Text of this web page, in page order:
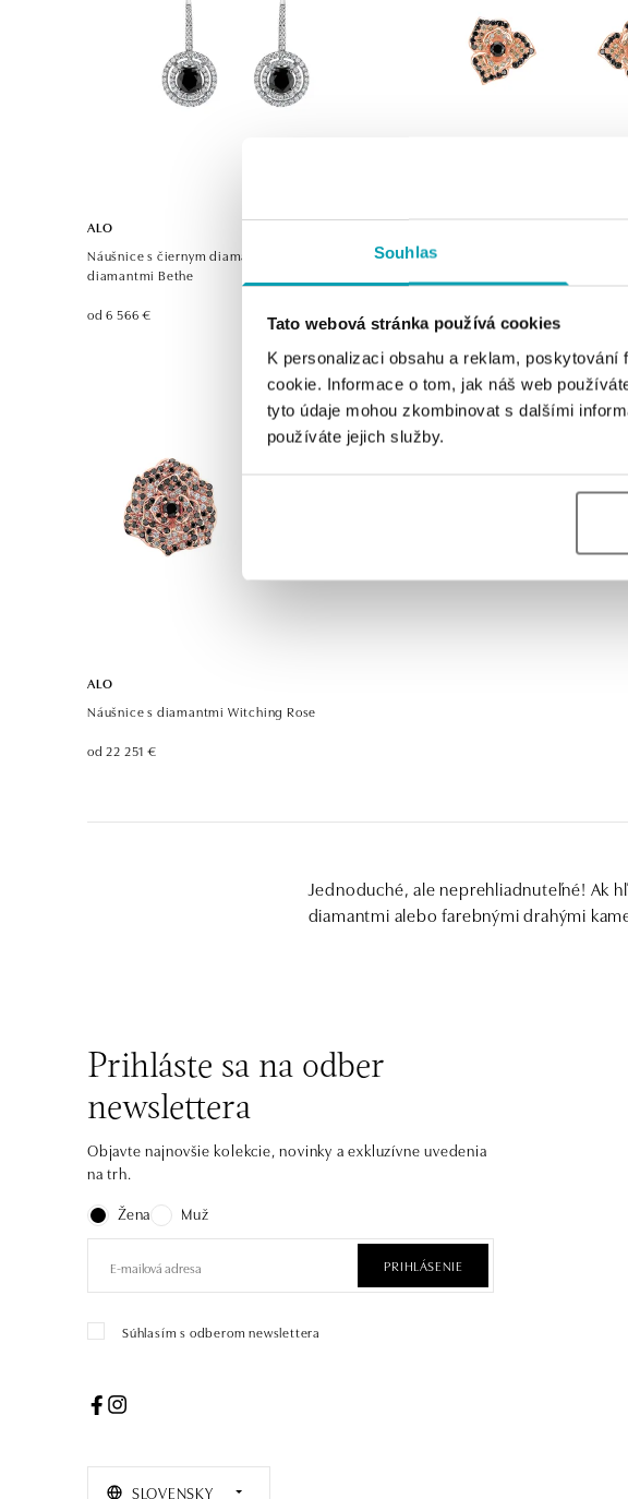
Souhlas
Tato webová stránka používá cookies
K personalizaci obsahu a reklam,
cookie. Informace o tom, jak náš web
tyto údaje mohou zkombinovat s dalšími
používáte jejich služby.
ALO
Náušnice s čiernym diamantom a bielymi
diamantmi Bethe
od 6 566 €
Náušnice s farebnými diamantmi
od 6 413 €
ALO
Náušnice s diamantmi Witching Rose
od 22 251 €
Jednoduché, ale neprehliadnuteľné! Ak
diamantmi alebo farebnými drahými
Prihláste sa na odber
newslettera
Objavte najnovšie kolekcie, novinky a exkluzívne uvedenia
na trh.
Žena
Muž
PRIHLÁSENIE
Súhlasím s odberom newslettera
SLOVENSKY